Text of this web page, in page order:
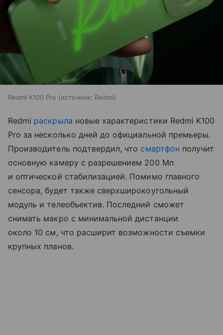
Redmi K100 Pro источник: Redmi
Redmi раскрыла новые характеристики Redmi K100
Pro за несколько дней до официальной премьеры.
Производитель подтвердил, что смартфон получит
основную камеру с разрешением 200 Мп
и оптической стабилизацией. Помимо главного
сенсора, будет также сверхширокоугольный
модуль и телеобъектив. Последний сможет
снимать макро с минимальной дистанции
около 10 см, что расширит возможности съемки
крупных планов.